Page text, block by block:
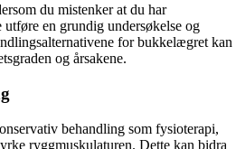
du mistenker at du har
en grundig undersøkelse og
for bukkelægret kan
og årsakene.
behandling som fysioterapi,
ryggmuskulaturen. Dette kan bidra